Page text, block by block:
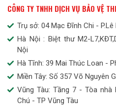
CÔNG TY TNHH DỊCH VỤ BẢO VỆ
Trụ sở: 04 Mạc Đĩnh Chi -
Hà Nội : Biệt thư M2-
Nội
Hà Tĩnh: 39 Mai Thúc Loan -
Miền Tây: Số 357 Võ Nguyên
Vũng Tàu: Tầng 7 - Tòa
Chú - TP Vũng Tàu